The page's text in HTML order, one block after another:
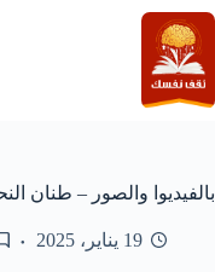
التجاوز
إلى
المحتوى
بالفيديوا والصور – طنان
19 يناير، 2025